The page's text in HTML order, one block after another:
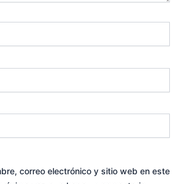
correo electrónico y sitio web en este